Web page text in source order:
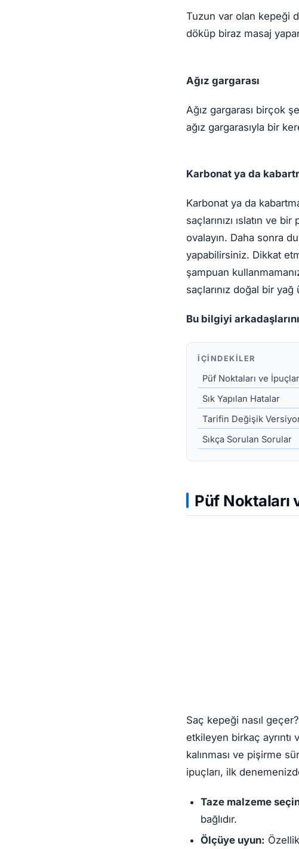
Tuzun var olan kepeği
döküp biraz masaj
Ağız gargarası
Ağız gargarası birçok
ağız gargarasıyla bir
Karbonat ya da
Karbonat ya da
saçlarınızı ıslatın ve
ovalayın. Daha sonra
yapabilirsiniz. Dikkat
şampuan
saçlarınız doğal bir yağ
Bu bilgiyi
İÇINDEKILER
Püf Noktaları ve
Sık Yapılan Hatalar
Tarifin Değişik
Sıkça Sorulan Sorular
Püf Noktaları
Saç kepeği nasıl
etkileyen birkaç ayrıntı
kalınması ve pişirme
ipuçları, ilk
Taze malzeme
bağlıdır.
Ölçüye uyun: